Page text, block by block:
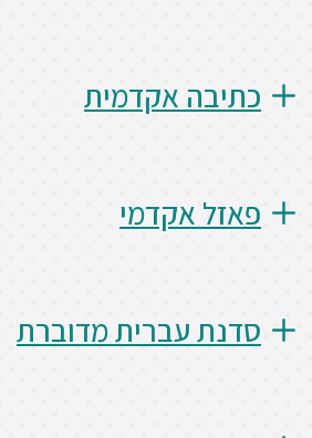
כתיבה אקדמית
פאזל אקדמי
סדנת עברית מדוברת